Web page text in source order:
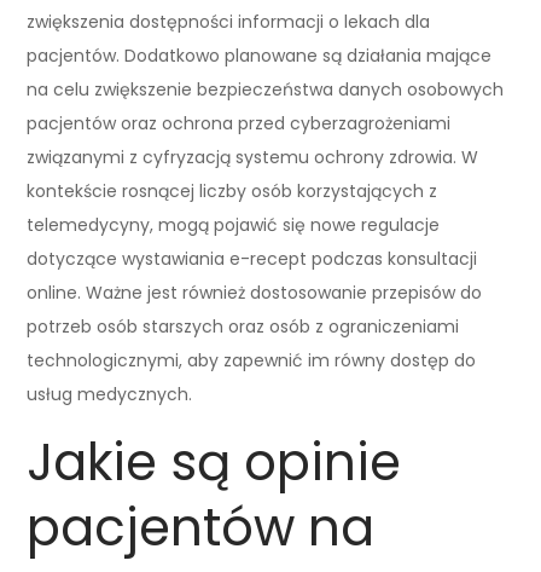
zwiększenia dostępności informacji o lekach dla
pacjentów. Dodatkowo planowane są działania mające
na celu zwiększenie bezpieczeństwa danych osobowych
pacjentów oraz ochrona przed cyberzagrożeniami
związanymi z cyfryzacją systemu ochrony zdrowia. W
kontekście rosnącej liczby osób korzystających z
telemedycyny, mogą pojawić się nowe regulacje
dotyczące wystawiania e-recept podczas konsultacji
online. Ważne jest również dostosowanie przepisów do
potrzeb osób starszych oraz osób z ograniczeniami
technologicznymi, aby zapewnić im równy dostęp do
usług medycznych.
Jakie są opinie
pacjentów na